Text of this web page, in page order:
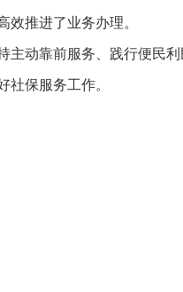
效推进了业务办理。
主动靠前服务、践行便民
社保服务工作。